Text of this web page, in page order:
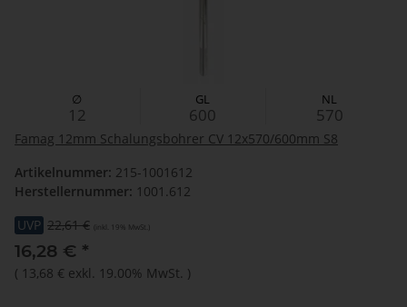
∅
12
GL
600
NL
570
Famag 12mm Schalungsbohrer CV 12x570/600mm S8
Artikelnummer: 215-1001612
Herstellernummer: 1001.612
UVP 22,61 € (inkl. 19% MwSt.)
16,28 € *
( 13,68 € exkl. 19.00% MwSt. )